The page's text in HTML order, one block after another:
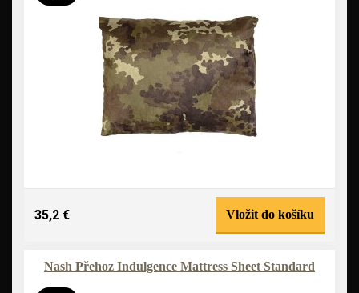
35,2 € Vložit do košíku
Nash Přehoz Indulgence Mattress Sheet Standard